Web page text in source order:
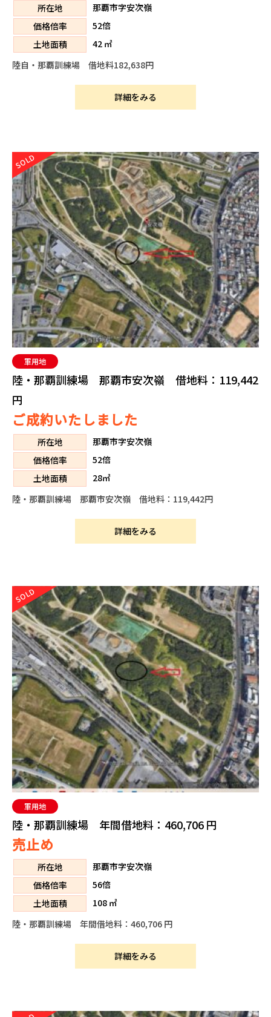
所在地
那覇市字安次嶺
価格倍率
52倍
土地面積
42 ㎡
陸自・那覇訓練場 借地料182,638円
詳細をみる
SOLD
軍用地
陸・那覇訓練場 那覇市安次嶺 借地料：119,442
円
ご成約いたしました
所在地
那覇市字安次嶺
価格倍率
52倍
土地面積
28㎡
陸・那覇訓練場 那覇市安次嶺 借地料：119,442円
詳細をみる
SOLD
軍用地
陸・那覇訓練場 年間借地料：460,706 円
売止め
所在地
那覇市字安次嶺
価格倍率
56倍
土地面積
108 ㎡
陸・那覇訓練場 年間借地料：460,706 円
詳細をみる